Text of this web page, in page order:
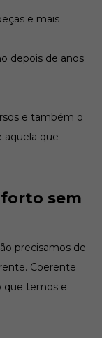
e mais
depois de anos
e também o
aquela que
sem
precisamos de
Coerente
que temos e